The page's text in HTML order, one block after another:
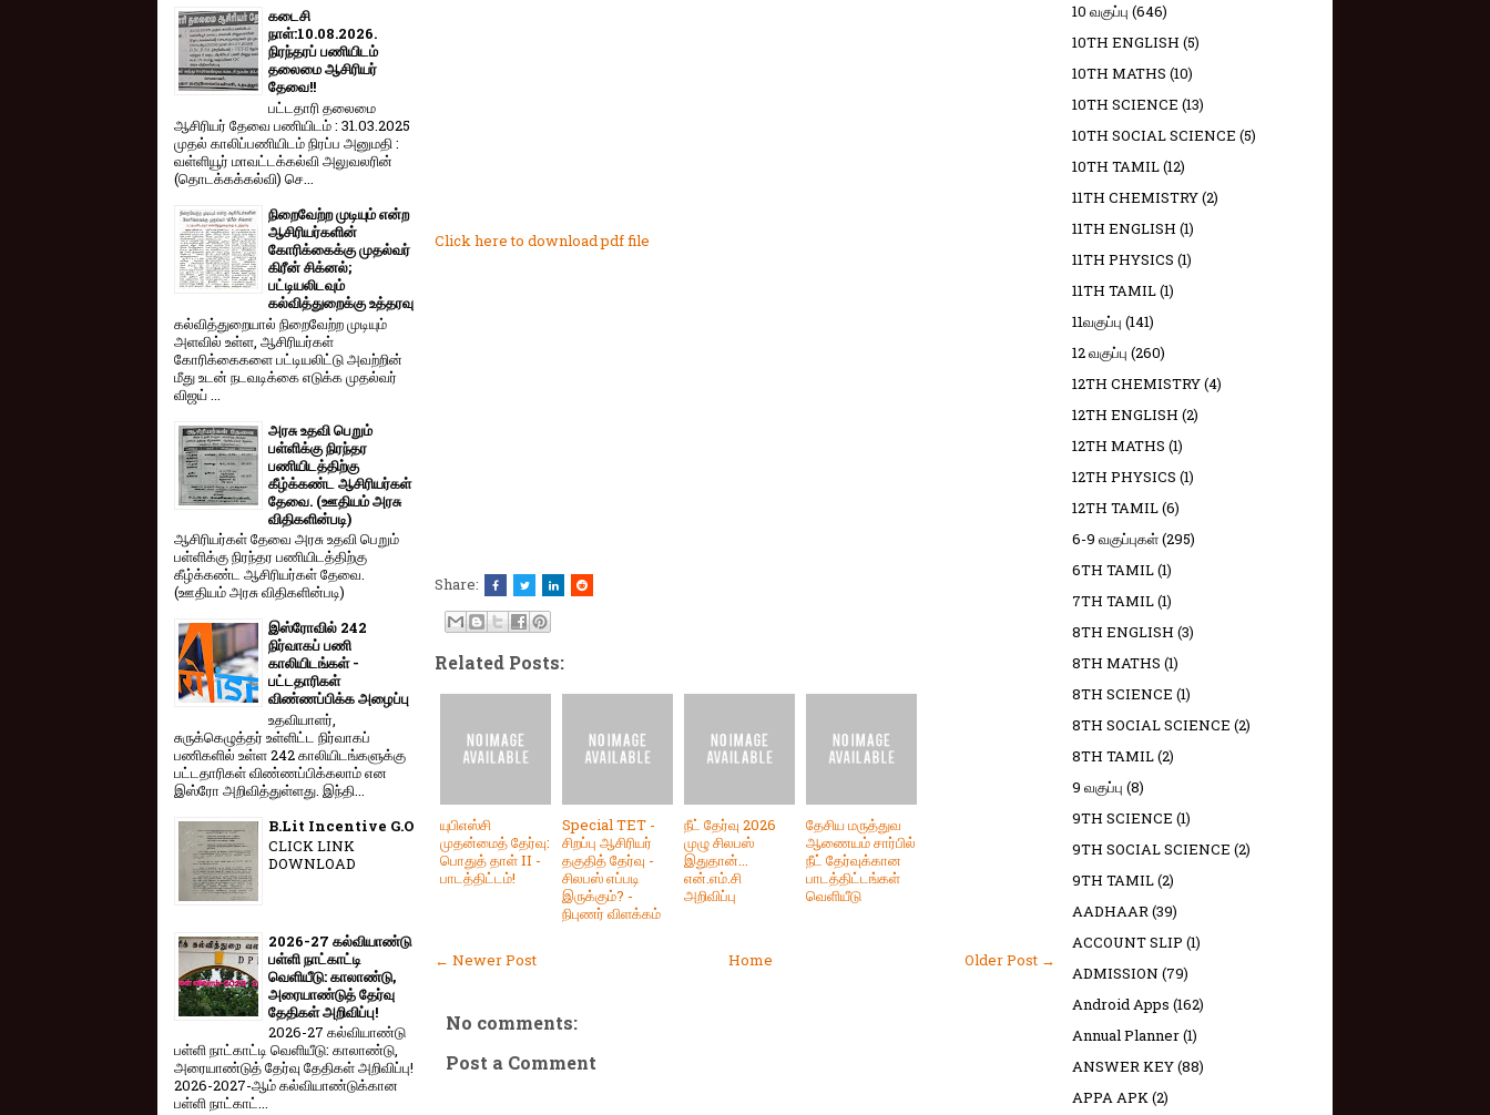
Click here to download pdf file
Share:
Related Posts:
யுபிஎஸ்சி
முதன்மைத் தேர்வு:
பொதுத் தாள் II -
பாடத்திட்டம்!
Special TET -
சிறப்பு ஆசிரியர்
தகுதித் தேர்வு -
சிலபஸ் எப்படி
இருக்கும்? -
நிபுணர் விளக்கம்
நீட் தேர்வு 2026
முழு சிலபஸ்
இதுதான்...
என்.எம்.சி
அறிவிப்பு
தேசிய மருத்துவ
ஆணையம் சார்பில்
நீட் தேர்வுக்கான
பாடத்திட்டங்கள்
வெளியீடு
← Newer Post Older Post →
Home
No comments:
Post a Comment
கடைசி
நாள்:10.08.2026.
நிரந்தரப் பணியிடம்
தலைமை ஆசிரியர்
தேவை!!
பட்டதாரி தலைமை
ஆசிரியர் தேவை பணியிடம் : 31.03.2025
முதல் காலிப்பணியிடம் நிரப்ப அனுமதி :
வள்ளியூர் மாவட்டக்கல்வி அலுவலரின்
(தொடக்கக்கல்வி) செ...
நிறைவேற்ற முடியும் என்ற
ஆசிரியர்களின்
கோரிக்கைக்கு முதல்வர்
கிரீன் சிக்னல்;
பட்டியலிடவும்
கல்வித்துறைக்கு உத்தரவு
கல்வித்துறையால் நிறைவேற்ற முடியும்
அளவில் உள்ள, ஆசிரியர்கள்
கோரிக்கைகளை பட்டியலிட்டு அவற்றின்
மீது உடன் நடவடிக்கை எடுக்க முதல்வர்
விஜய் ...
அரசு உதவி பெறும்
பள்ளிக்கு நிரந்தர
பணியிடத்திற்கு
கீழ்க்கண்ட ஆசிரியர்கள்
தேவை. (ஊதியம் அரசு
விதிகளின்படி)
ஆசிரியர்கள் தேவை அரசு உதவி பெறும்
பள்ளிக்கு நிரந்தர பணியிடத்திற்கு
கீழ்க்கண்ட ஆசிரியர்கள் தேவை.
(ஊதியம் அரசு விதிகளின்படி)
இஸ்ரோவில் 242
நிர்வாகப் பணி
காலியிடங்கள் -
பட்டதாரிகள்
விண்ணப்பிக்க அழைப்பு
உதவியாளர்,
சுருக்கெழுத்தர் உள்ளிட்ட நிர்வாகப்
பணிகளில் உள்ள 242 காலியிடங்களுக்கு
பட்டதாரிகள் விண்ணப்பிக்கலாம் என
இஸ்ரோ அறிவித்துள்ளது. இந்தி...
B.Lit Incentive G.O
CLICK LINK
DOWNLOAD
2026-27 கல்வியாண்டு
பள்ளி நாட்காட்டி
வெளியீடு: காலாண்டு,
அரையாண்டுத் தேர்வு
தேதிகள் அறிவிப்பு!
2026-27 கல்வியாண்டு
பள்ளி நாட்காட்டி வெளியீடு: காலாண்டு,
அரையாண்டுத் தேர்வு தேதிகள் அறிவிப்பு!
2026-2027-ஆம் கல்வியாண்டுக்கான
பள்ளி நாட்காட்...
10 வகுப்பு (646)
10TH ENGLISH (5)
10TH MATHS (10)
10TH SCIENCE (13)
10TH SOCIAL SCIENCE (5)
10TH TAMIL(12)
11TH CHEMISTRY(2)
11TH ENGLISH (1)
11TH PHYSICS (1)
11TH TAMIL(1)
11வகுப்பு (141)
12 வகுப்பு (260)
12TH CHEMISTRY(4)
12TH ENGLISH (2)
12TH MATHS (1)
12TH PHYSICS (1)
12TH TAMIL(6)
6-9 வகுப்புகள்(295)
6TH TAMIL(1)
7TH TAMIL(1)
8TH ENGLISH (3)
8TH MATHS (1)
8TH SCIENCE (1)
8TH SOCIAL SCIENCE (2)
8TH TAMIL(2)
9 வகுப்பு (8)
9TH SCIENCE (1)
9TH SOCIAL SCIENCE (2)
9TH TAMIL(2)
AADHAAR(39)
ACCOUNT SLIP (1)
ADMISSION (79)
Android Apps (162)
Annual Planner(1)
ANSWER KEY(88)
APPA APK(2)